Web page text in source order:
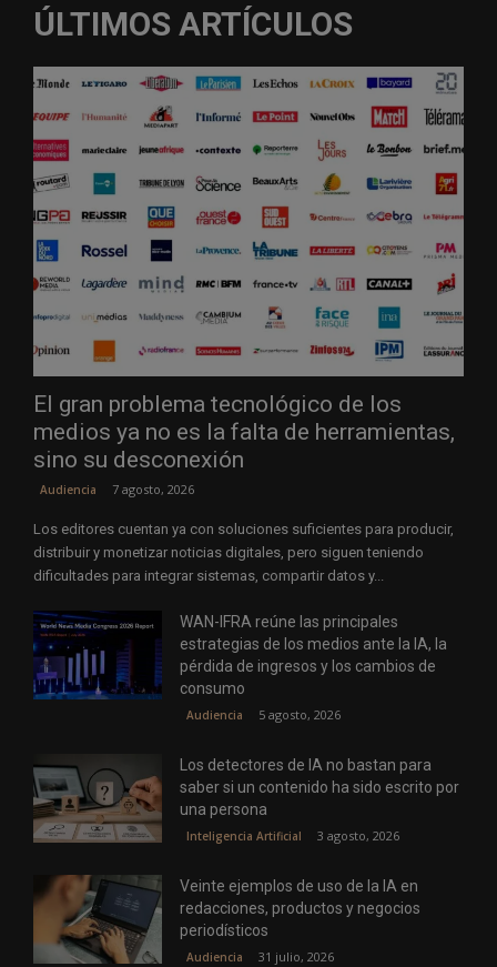
ÚLTIMOS ARTÍCULOS
El gran problema tecnológico de los
medios ya no es la falta de herramientas,
sino su desconexión
Audiencia 7 agosto, 2026
Los editores cuentan ya con soluciones suficientes para producir,
distribuir y monetizar noticias digitales, pero siguen teniendo
dificultades para integrar sistemas, compartir datos y...
WAN-IFRA reúne las principales
estrategias de los medios ante la IA, la
pérdida de ingresos y los cambios de
consumo
Audiencia 5 agosto, 2026
Los detectores de IA no bastan para
saber si un contenido ha sido escrito por
una persona
Inteligencia Artificial 3 agosto, 2026
Veinte ejemplos de uso de la IA en
redacciones, productos y negocios
periodísticos
Audiencia 31 julio, 2026